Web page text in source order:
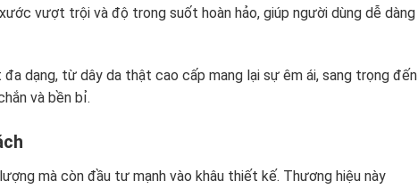
vượt trội và độ trong suốt hoàn hảo, giúp người dùng dễ dàng
đa dạng, từ dây da thật cao cấp mang lại sự êm ái, sang trọng đến
và bền bỉ.
mà còn đầu tư mạnh vào khâu thiết kế. Thương hiệu này